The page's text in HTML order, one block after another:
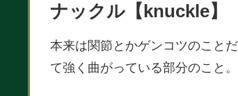
ナックル【knuckle】
本来は関節とかゲンコツのこと
て強く曲がっている部分のこと。